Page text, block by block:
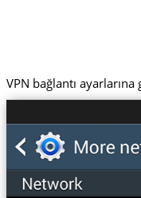
VPN bağlantı